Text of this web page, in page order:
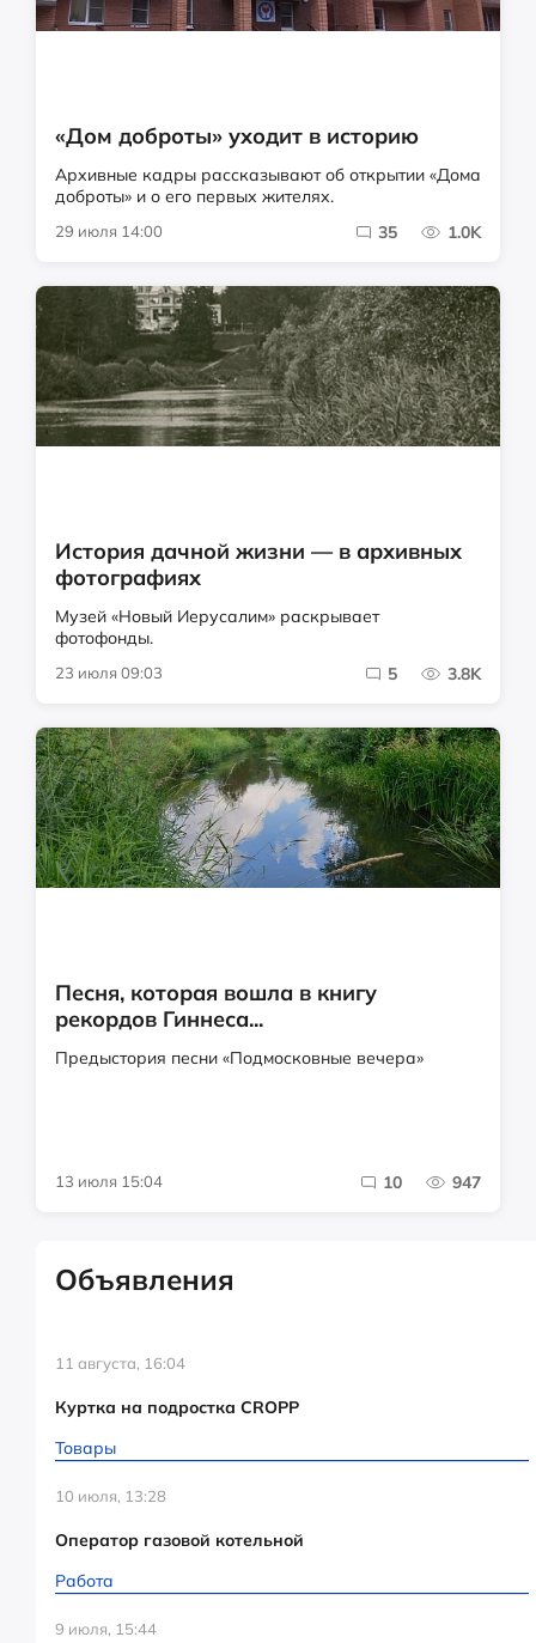
«Дом доброты» уходит в историю
Архивные кадры рассказывают об открытии «Дома
доброты» и о его первых жителях.
29 июля 14:00 35 1.0K
История дачной жизни — в архивных
фотографиях
Музей «Новый Иерусалим» раскрывает
фотофонды.
23 июля 09:03 5 3.8K
Песня, которая вошла в книгу
рекордов Гиннеса...
Предыстория песни «Подмосковные вечера»
13 июля 15:04 10 947
Объявления
11 августа, 16:04
Куртка на подростка CROPP
Товары
10 июля, 13:28
Оператор газовой котельной
Работа
9 июля, 15:44